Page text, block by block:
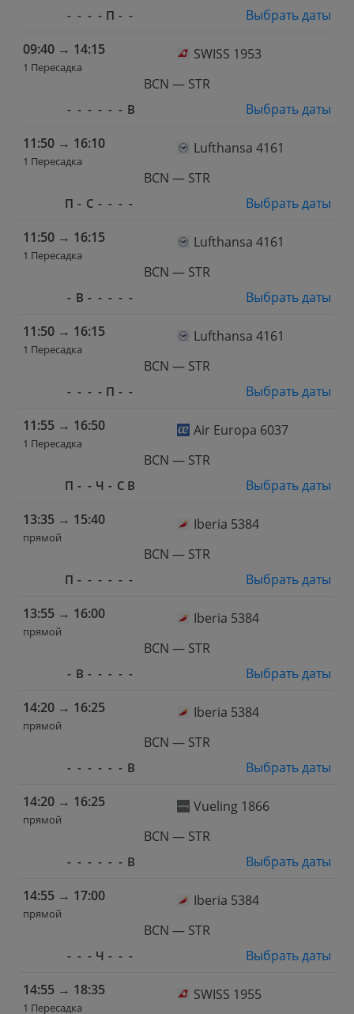
- - - - П - -
Выбрать даты
09:40 → 14:15
1 Пересадка
SWISS 1953
BCN — STR
- - - - - - В
Выбрать даты
11:50 → 16:10
1 Пересадка
Lufthansa 4161
BCN — STR
П - С - - - -
Выбрать даты
11:50 → 16:15
1 Пересадка
Lufthansa 4161
BCN — STR
- В - - - - -
Выбрать даты
11:50 → 16:15
1 Пересадка
Lufthansa 4161
BCN — STR
- - - - П - -
Выбрать даты
11:55 → 16:50
1 Пересадка
Air Europa 6037
BCN — STR
П - - Ч - С В
Выбрать даты
13:35 → 15:40
прямой
Iberia 5384
BCN — STR
П - - - - - -
Выбрать даты
13:55 → 16:00
прямой
Iberia 5384
BCN — STR
- В - - - - -
Выбрать даты
14:20 → 16:25
прямой
Iberia 5384
BCN — STR
- - - - - - В
Выбрать даты
14:20 → 16:25
прямой
Vueling 1866
BCN — STR
- - - - - - В
Выбрать даты
14:55 → 17:00
прямой
Iberia 5384
BCN — STR
- - - Ч - - -
Выбрать даты
14:55 → 18:35
1 Пересадка
SWISS 1955